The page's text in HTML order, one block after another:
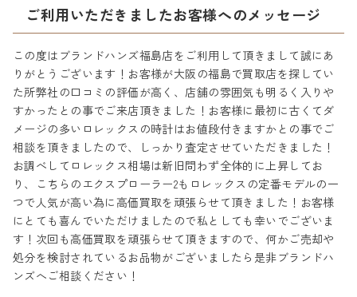
ご利用いただきましたお客様へのメッセージ
この度はブランドハンズ福島店をご利用して頂きまして誠にあ
りがとうございます！お客様が大阪の福島で買取店を探してい
た所弊社の口コミの評価が高く、店舗の雰囲気も明るく入りや
すかったとの事でご来店頂きました！お客様に最初に古くてダ
メージの多いロレックスの時計はお値段付きますかとの事でご
相談を頂きましたので、しっかり査定させていただきました！
お調べしてロレックス相場は新旧問わず全体的に上昇してお
り、こちらのエクスプローラー2もロレックスの定番モデルの一
つで人気が高い為に高価買取を頑張らせて頂きました！お客様
にとても喜んでいただけましたので私としても幸いでございま
す！次回も高価買取を頑張らせて頂きますので、何かご売却や
処分を検討されているお品物がございましたら是非ブランドハ
ンズへご相談ください！